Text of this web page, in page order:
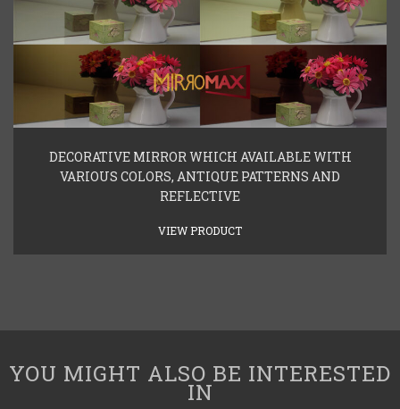
DECORATIVE MIRROR WHICH AVAILABLE WITH
VARIOUS COLORS, ANTIQUE PATTERNS AND
REFLECTIVE
VIEW PRODUCT
YOU MIGHT ALSO BE INTERESTED
IN